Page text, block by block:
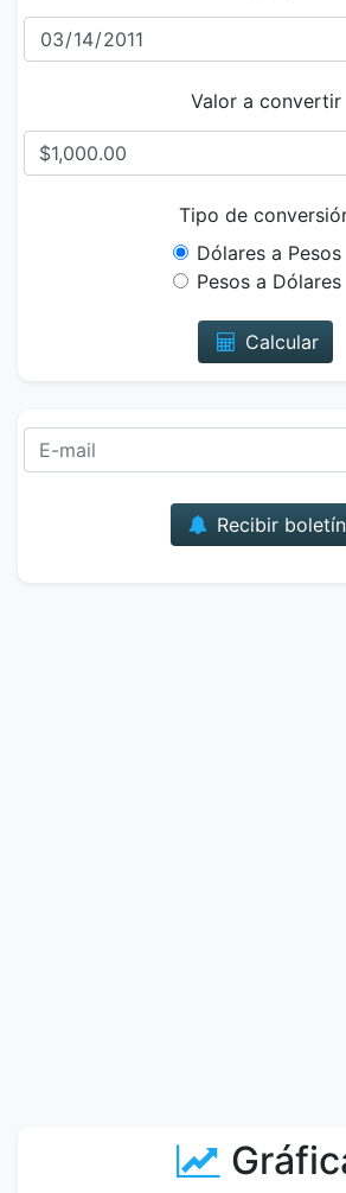
Valor a convertir
Tipo de
Dólares a Pesos
Pesos a Dólares
Calcular
Recibir boletín